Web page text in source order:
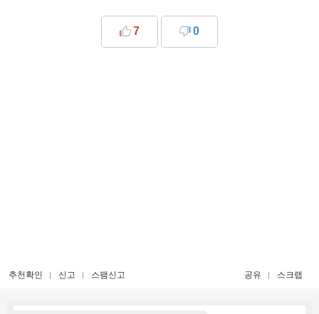
7 0
추천확인 신고 스팸신고 공유 스크랩